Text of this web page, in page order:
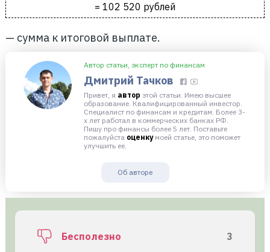
= 102 520 рублей
— сумма к итоговой выплате.
Автор статьи, эксперт по финансам
Дмитрий Тачков
Привет, я автор этой статьи. Имею высшее
образование. Квалифицированный инвестор.
Специалист по финансам и кредитам. Более 3-
х лет работал в коммерческих банках РФ.
Пишу про финансы более 5 лет. Поставьте
пожалуйста оценкумоей статье, это поможет
улучшить ее.
Об авторе
Бесполезно 3